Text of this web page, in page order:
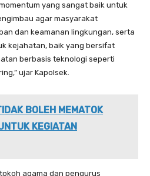
yang sangat baik untuk
agar masyarakat
dan keamanan lingkungan, serta
kejahatan, baik yang bersifat
berbasis teknologi seperti
ujar Kapolsek.
BOLEH MEMATOK
KEGIATAN
agama dan pengurus